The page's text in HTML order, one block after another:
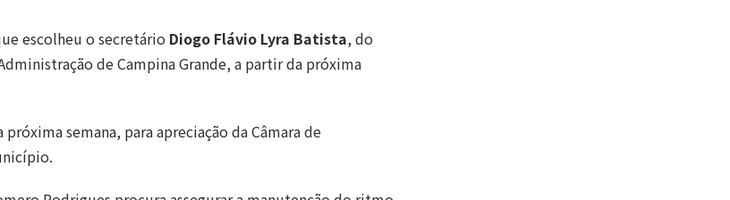
escolheu o secretário Diogo Flávio Lyra Batista, do
de Campina Grande, a partir da próxima
semana, para apreciação da Câmara de